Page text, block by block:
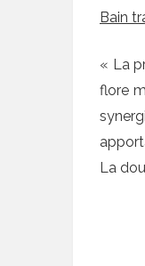
Bain
« La
flore
La